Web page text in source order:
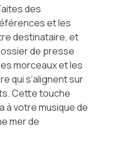
des
et les
destinataire, et
de presse
morceaux et les
qui s’alignent sur
Cette touche
à votre musique de
mer de